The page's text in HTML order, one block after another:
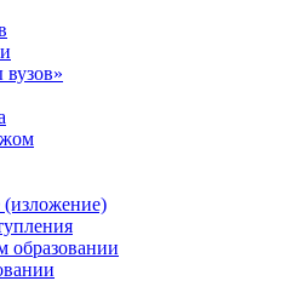
(изложение)
образовании